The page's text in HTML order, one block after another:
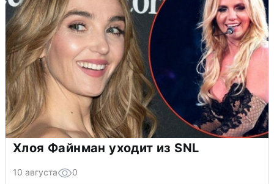
Хлоя Файнман уходит из SNL
10 августа 0